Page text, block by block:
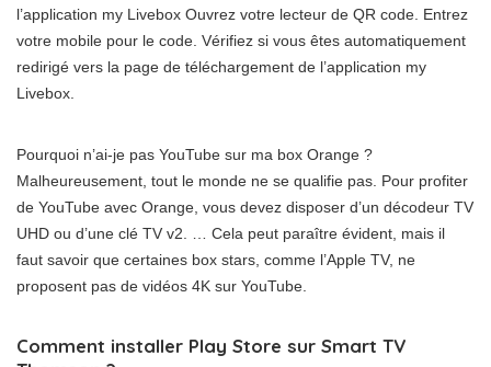
l’application my Livebox Ouvrez votre lecteur de QR code. Entrez
votre mobile pour le code. Vérifiez si vous êtes automatiquement
redirigé vers la page de téléchargement de l’application my
Livebox.
Pourquoi n’ai-je pas YouTube sur ma box Orange ?
Malheureusement, tout le monde ne se qualifie pas. Pour profiter
de YouTube avec Orange, vous devez disposer d’un décodeur TV
UHD ou d’une clé TV v2. … Cela peut paraître évident, mais il
faut savoir que certaines box stars, comme l’Apple TV, ne
proposent pas de vidéos 4K sur YouTube.
Comment installer Play Store sur Smart TV